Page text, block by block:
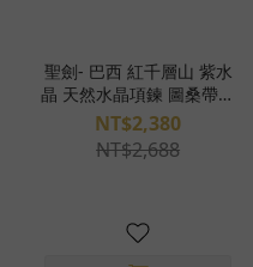
聖劍- 巴西 紅千層山 紫水
晶 天然水晶項鍊 圖桑帶回
T240305-024
NT$2,380
NT$2,688